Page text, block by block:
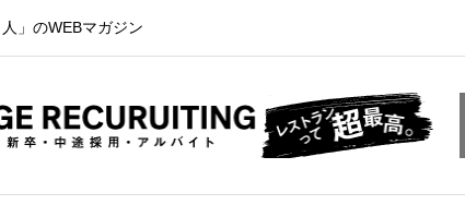
」のWEBマガジン